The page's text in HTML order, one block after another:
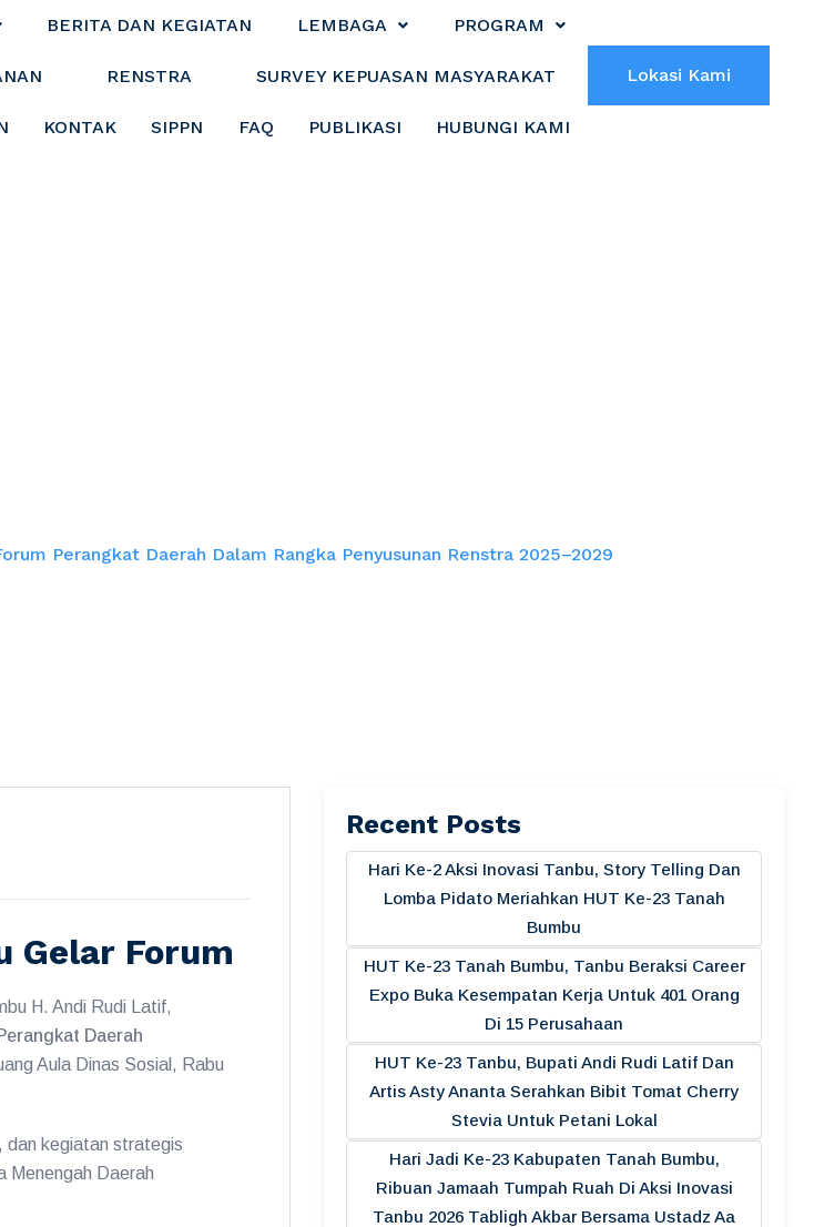
BERITA DAN KEGIATAN LEMBAGA PROGRAM
RENSTRA SURVEY KEPUASAN MASYARAKAT
KONTAK SIPPN FAQ PUBLIKASI HUBUNGI KAMI
Lokasi Kami
Perangkat Daerah Dalam Rangka Penyusunan Renstra 2025–2029
Gelar Forum
H. Andi Rudi Latif,
Daerah
Aula Dinas Sosial, Rabu
dan kegiatan strategis
Menengah Daerah
Recent Posts
Hari Ke-2 Aksi Inovasi Tanbu, Story Telling Dan
Lomba Pidato Meriahkan HUT Ke-23 Tanah
Bumbu
HUT Ke-23 Tanah Bumbu, Tanbu Beraksi Career
Expo Buka Kesempatan Kerja Untuk 401 Orang
Di 15 Perusahaan
HUT Ke-23 Tanbu, Bupati Andi Rudi Latif Dan
Artis Asty Ananta Serahkan Bibit Tomat Cherry
Stevia Untuk Petani Lokal
Hari Jadi Ke-23 Kabupaten Tanah Bumbu,
Ribuan Jamaah Tumpah Ruah Di Aksi Inovasi
Tanbu 2026 Tabligh Akbar Bersama Ustadz Aa